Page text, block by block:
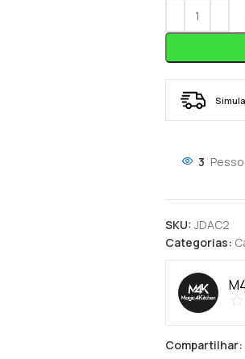
3
SKU:JDAC2
Categorias:
Compartilhar: